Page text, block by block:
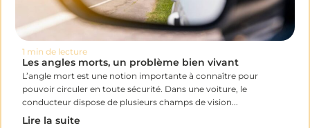
1 min de lecture
Les angles morts, un problème bien vivant
L’angle mort est une notion importante à connaître pour
pouvoir circuler en toute sécurité. Dans une voiture, le
conducteur dispose de plusieurs champs de vision...
Lire la suite